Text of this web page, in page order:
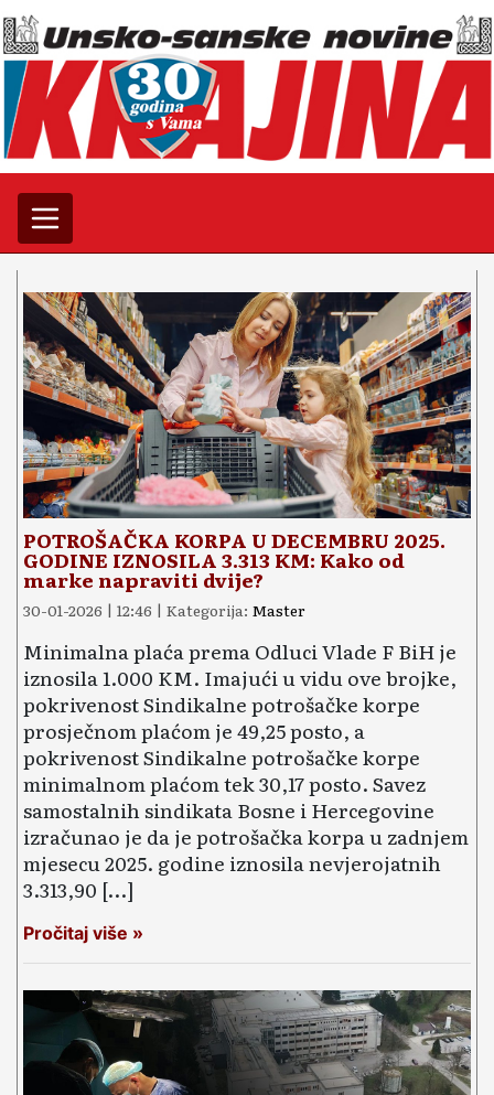
POTROŠAČKA KORPA U DECEMBRU 2025.
GODINE IZNOSILA 3.313 KM: Kako od
marke napraviti dvije?
30-01-2026 | 12:46 | Kategorija: Master
Minimalna plaća prema Odluci Vlade F BiH je
iznosila 1.000 KM. Imajući u vidu ove brojke,
pokri­ve­nost Sindikalne potrošačke korpe
prosječnom plaćom je 49,25 posto, a
pokrivenost Sindi­kalne potrošačke korpe
minimalnom plaćom tek 30,17 posto. Savez
samostalnih si­ndikata Bosne i He­rce­govine
izračunao je da je potrošačka korpa u zadnjem
mjesecu 2025. godi­ne iznosila nevjerojatnih
3.313,90 […]
Pročitaj više »